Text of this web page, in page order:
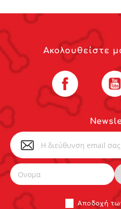
Αποδoχή
Ακολουθείστε
Facebook